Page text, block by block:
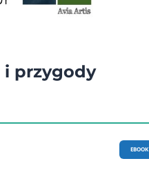
przygody
EBOOK